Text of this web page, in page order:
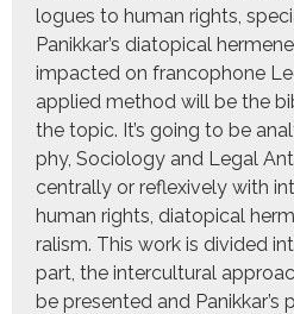
logues to human rights,
Panikkar’s diatopi­cal
impact­ed on fran­coph­o­ne
applied method will be the
the top­ic. It’s going to be
phy, Soci­ol­o­gy and Legal
cen­tral­ly or reflex­ive­ly with
human rights, diatopi­cal
ral­ism. This work is divid­ed
part, the inter­cul­tur­al
be pre­sent­ed and